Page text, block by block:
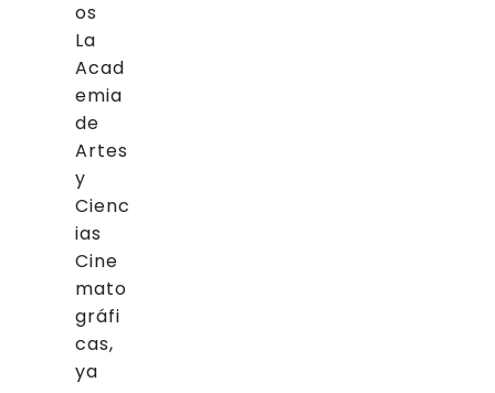
os
La
Acad
emia
de
Artes
y
Cienc
ias
Cine
mato
gráfi
cas,
ya